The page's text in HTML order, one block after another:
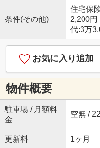
条件(その他)
住宅保
2,200
代:3万
お気に入り追加
物件概要
駐車場 / 月額料
金
空無 /
更新料 1ヶ月